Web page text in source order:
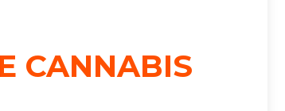
CANNABIS